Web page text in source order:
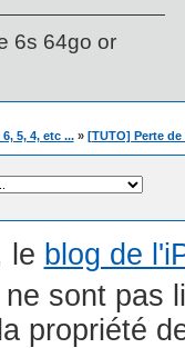
6s 64go or
5, 4, etc ... » [TUTO] Perte
le blog de
sont pas
propriété